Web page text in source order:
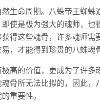
生命周期。八蛛帝王蜘蛛
使是极为强大的魂师，也
得这些魂骨，许多魂师需
，才能得到珍贵的八蛛魂
高的价值，更成为了许多
骨所无法比拟的，因此，
重要性。